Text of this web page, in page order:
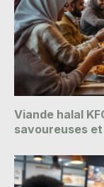
Viande halal
savoureuses